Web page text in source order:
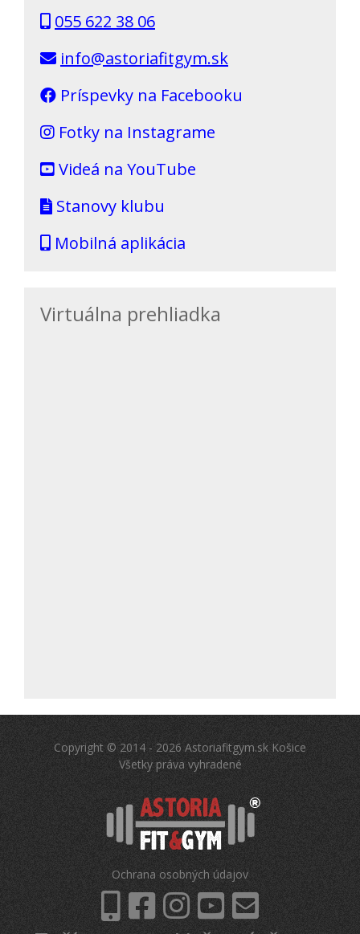
055 622 38 06
info@astoriafitgym.sk
Príspevky na Facebooku
Fotky na Instagrame
Videá na YouTube
Stanovy klubu
Mobilná aplikácia
Virtuálna prehliadka
Copyright © 2014 - 2026 Astoriafitgym.sk Košice
Všetky práva vyhradené
Ochrana osobných údajov